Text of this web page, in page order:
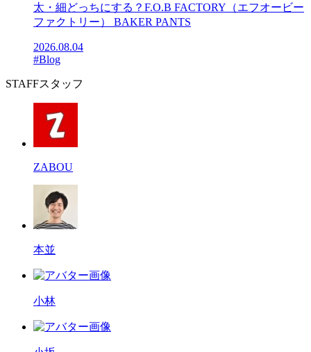
太・細どっちにする？F.O.B FACTORY（エフオービー
ファクトリー） BAKER PANTS
2026.08.04
#Blog
STAFFスタッフ
ZABOU
本並
小林